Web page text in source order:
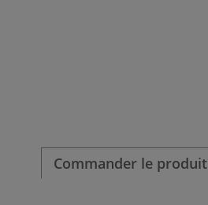
Commander le produit